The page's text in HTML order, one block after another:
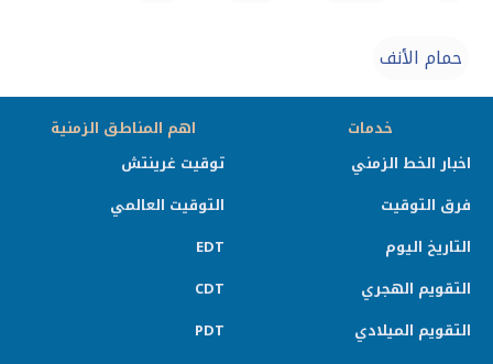
حمام الأنف
خدمات
اخبار الخط الزمني
فرق التوقيت
التاريخ اليوم
التقويم الهجري
التقويم الميلادي
اهم المناطق الزمنية
توقيت غرينتش
التوقيت العالمي
EDT
CDT
PDT